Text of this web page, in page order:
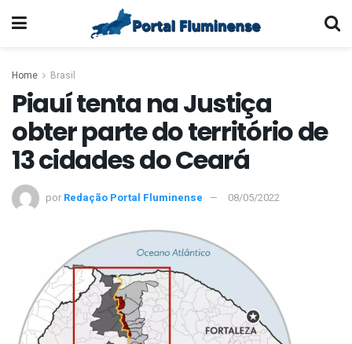
Home Brasil
Piauí tenta na Justiça
obter parte do território de
13 cidades do Ceará
por Redação Portal Fluminense 08/05/2022